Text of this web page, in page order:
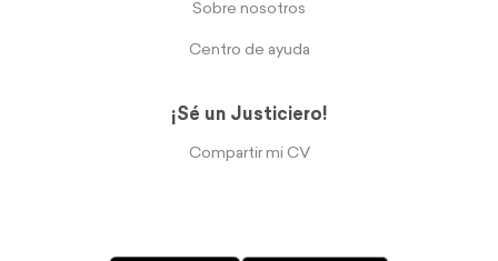
Sobre nosotros
Centro de ayuda
¡Sé un Justiciero!
Compartir mi CV